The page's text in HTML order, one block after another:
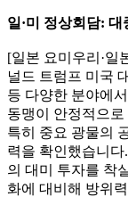
일·미 정상회담:
[일본 요미우리·일
널드 트럼프 미국
등 다양한 분야에
동맹이 안정적으
특히 중요 광물의
력을 확인했습니다
의 대미 투자를 착
화에 대비해 방위